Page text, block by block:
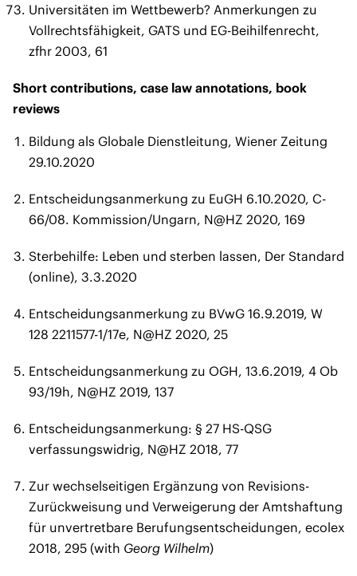
Universitäten im Wettbewerb? Anmerkungen zu
Vollrechtsfähigkeit, GATS und EG-Beihilfenrecht,
zfhr 2003, 61
Short contributions, case law annotations, book
reviews
Bildung als Globale Dienstleitung, Wiener Zeitung
29.10.2020
Entscheidungsanmerkung zu EuGH 6.10.2020, C-
66/08. Kommission/Ungarn, N@HZ 2020, 169
Sterbehilfe: Leben und sterben lassen, Der Standard
(online), 3.3.2020
Entscheidungsanmerkung zu BVwG 16.9.2019, W
128 2211577-1/17e, N@HZ 2020, 25
Entscheidungsanmerkung zu OGH, 13.6.2019, 4 Ob
93/19h, N@HZ 2019, 137
Entscheidungsanmerkung: § 27 HS-QSG
verfassungswidrig, N@HZ 2018, 77
Zur wechselseitigen Ergänzung von Revisions-
Zurückweisung und Verweigerung der Amtshaftung
für unvertretbare Berufungsentscheidungen, ecolex
2018, 295 (with Georg Wilhelm)